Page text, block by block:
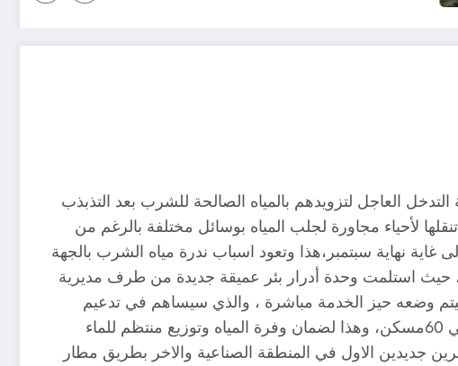
العاجل لتزويدهم بالمياه الصالحة للشرب بعد التذبذب
لأحياء مجاورة لجلب المياه بوسائل مختلفة بالرغم من
نهاية سبتمبر،هذا وتعود اسباب ندرة مياه الشرب بالجهة
حيث استلمت وحدة أدرار بئر عميقة جديدة من طرف مديرية
ليتم وضعه حيز الخدمة مباشرة ، والذي سيساهم في تدعيم
وتحسين وضعية التزويد بالمياه بخزان بربع الممون للإحياء قصر بربع، ادغا، أوقديم ، الحي الغربي ، المنكوبين،حي 60مسكن، وهذا لضمان وفرة المياه وتوزيع منتظم للماء
جديدين الاول في المنطقة الصناعية والاخر بطريق مطار